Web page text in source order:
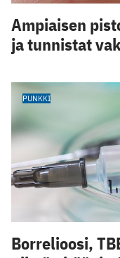
Ampiaisen
ja tunnistat
PUNKKI
Borrelioosi,